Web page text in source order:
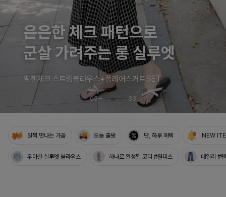
특별한 날을 빛내는
하객룩의 정석
로즐리본 러플블라우스
06 33
일찍 만나는 가을 오늘 출발 단, 하루 혜택 NEW
우아한 실루엣 블라우스 하나로 완성된 코디 #원피스 데일리 #